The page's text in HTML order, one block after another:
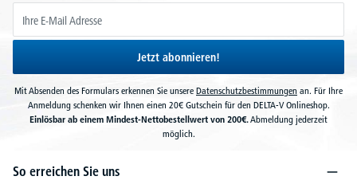
Jetzt abonnieren!
Mit Absenden des Formulars erkennen Sie unsere Datenschutzbestimmungen an. Für Ihre
Anmeldung schenken wir Ihnen einen 20€ Gutschein für den DELTA-V Onlineshop.
Einlösbar ab einem Mindest-Nettobestellwert von 200€.Abmeldung jederzeit
möglich.
So erreichen Sie uns